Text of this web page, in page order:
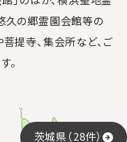
久の郷霊園会館等の
提寺、集会所など、ご
。
茨城県（28件）